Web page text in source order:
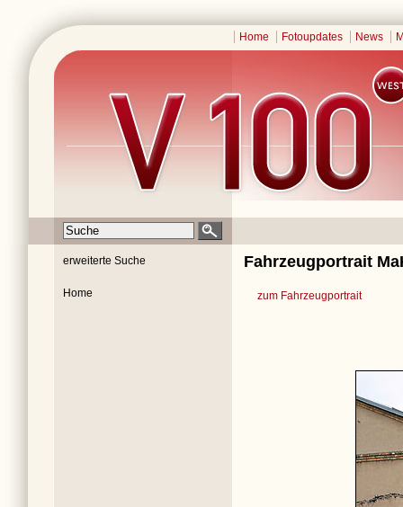
Home Fotoupdates News
erweiterte Suche
Home
Fahrzeugportrait
zum Fahrzeugportrait